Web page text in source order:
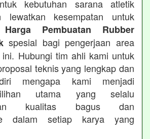
kebutuhan sarana atletik
lewatkan kesempatan untuk
Harga Pembuatan Rubber
spesial bagi pengerjaan area
Hubungi tim ahli kami untuk
teknis yang lengkap dan
mengapa kami menjadi
utama yang selalu
kualitas bagus dan
dalam setiap karya yang